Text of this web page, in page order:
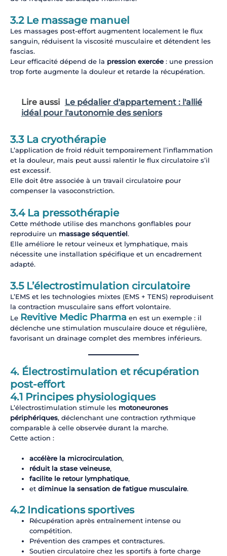
3.2 Le massage manuel
Les massages post-effort augmentent localement le flux
sanguin, réduisent la viscosité musculaire et détendent les
fascias.
Leur efficacité dépend de la pression exercée: une pression
trop forte augmente la douleur et retarde la récupération.
Lire aussi Le pédalier d'appartement : l'allié
idéal pour l'autonomie des seniors
3.3 La cryothérapie
L’application de froid réduit temporairement l’inflammation
et la douleur, mais peut aussi ralentir le flux circulatoire s’il
est excessif.
Elle doit être associée à un travail circulatoire pour
compenser la vasoconstriction.
3.4 La pressothérapie
Cette méthode utilise des manchons gonflables pour
reproduire un massage séquentiel .
Elle améliore le retour veineux et lymphatique, mais
nécessite une installation spécifique et un encadrement
adapté.
3.5 L’électrostimulation circulatoire
L’EMS et les technologies mixtes (EMS + TENS) reproduisent
la contraction musculaire sans effort volontaire.
Le Revitive Medic Pharma en est un exemple : il
déclenche une stimulation musculaire douce et régulière,
favorisant un drainage complet des membres inférieurs.
4. Électrostimulation et récupération
post-effort
4.1 Principes physiologiques
L’électrostimulation stimule les motoneurones
périphériques, déclenchant une contraction rythmique
comparable à celle observée durant la marche.
Cette action :
accélère la microcirculation,
réduit la stase veineuse,
facilite le retour lymphatique,
et diminue la sensation de fatigue musculaire.
4.2 Indications sportives
Récupération après entraînement intense ou
compétition.
Prévention des crampes et contractures.
Soutien circulatoire chez les sportifs à forte charge